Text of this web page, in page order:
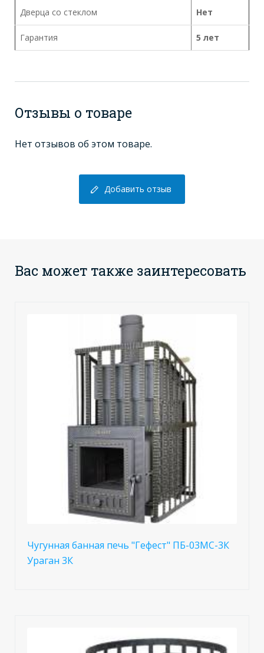
Дверца со стеклом Нет
Гарантия 5 лет
Отзывы о товаре
Нет отзывов об этом товаре.
Добавить отзыв
Вас может также заинтересовать
Чугунная банная печь "Гефест" ПБ-03МС-3К
Ураган 3К